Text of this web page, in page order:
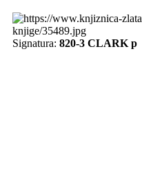
Signatura: 820-3 CLARK p